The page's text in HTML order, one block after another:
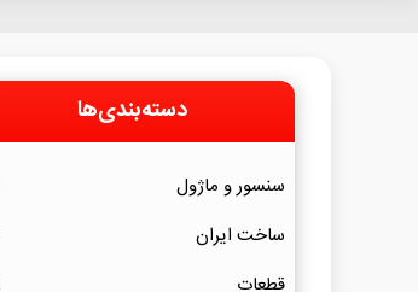
دسته‌بندی‌ها
سنسور و ماژول
ساخت ایران
قطعات